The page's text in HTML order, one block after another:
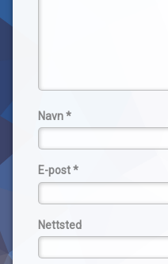
Navn*
E-post*
Nettsted